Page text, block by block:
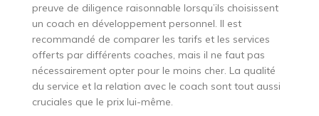
preuve de diligence raisonnable lorsqu’ils choisissent
un coach en développement personnel. Il est
recommandé de comparer les tarifs et les services
offerts par différents coaches, mais il ne faut pas
nécessairement opter pour le moins cher. La qualité
du service et la relation avec le coach sont tout aussi
cruciales que le prix lui-même.